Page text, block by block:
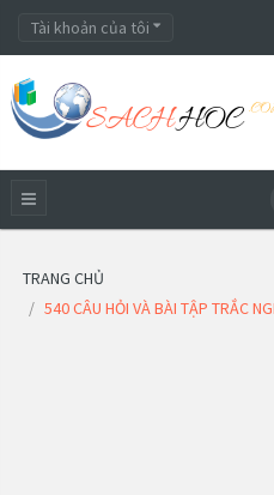
Tài khoản của tôi
TRANG CHỦ
540 CÂU HỎI VÀ BÀI TẬP TRẮC